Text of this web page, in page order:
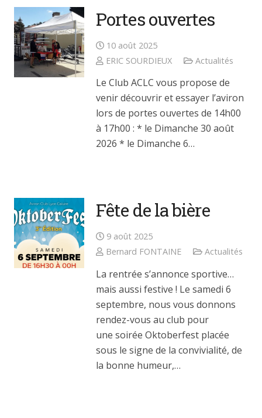
Portes ouvertes
10 août 2025
ERIC SOURDIEUX
Actualités
Le Club ACLC vous propose de
venir découvrir et essayer l’aviron
lors de portes ouvertes de 14h00
à 17h00 : * le Dimanche 30 août
2026 * le Dimanche 6…
Fête de la bière
9 août 2025
Bernard FONTAINE
Actualités
La rentrée s’annonce sportive…
mais aussi festive ! Le samedi 6
septembre, nous vous donnons
rendez-vous au club pour
une soirée Oktoberfest placée
sous le signe de la convivialité, de
la bonne humeur,…